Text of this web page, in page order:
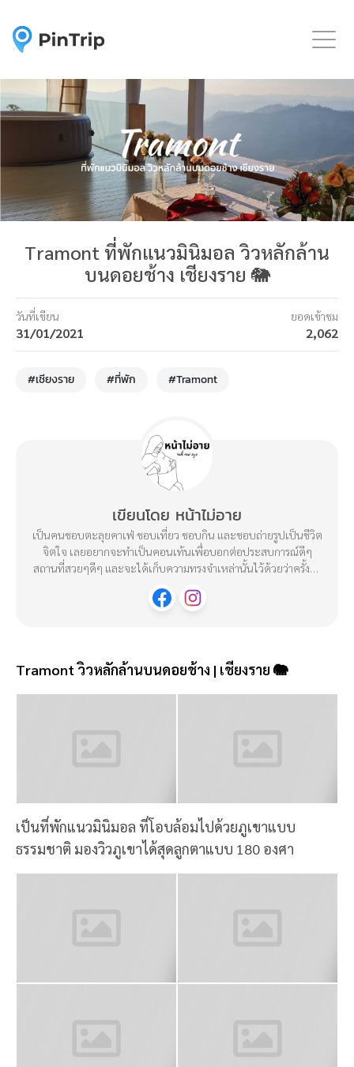
Tramont ที่พักแนวมินิมอล วิวหลักล้าน
บนดอยช้าง เชียงราย 🐘
วันที่เขียน
31/01/2021
ยอดเข้าชม
2,062
#เชียงราย #ที่พัก #Tramont
เขียนโดย หน้าไม่อาย
เป็นคนชอบตะลุยคาเฟ่ ชอบเที่ยว ชอบกิน และชอบถ่ายรูปเป็นชีวิต
จิตใจ เลยอยากจะทำเป็นคอนเท้นเพื่อบอกต่อประสบการณ์ดีๆ
สถานที่สวยๆดีๆ และจะได้เก็บความทรงจำเหล่านั้นไว้ด้วยว่าครั้งนึง
Tramont วิวหลักล้านบนดอยช้าง | เชียงราย 🐘